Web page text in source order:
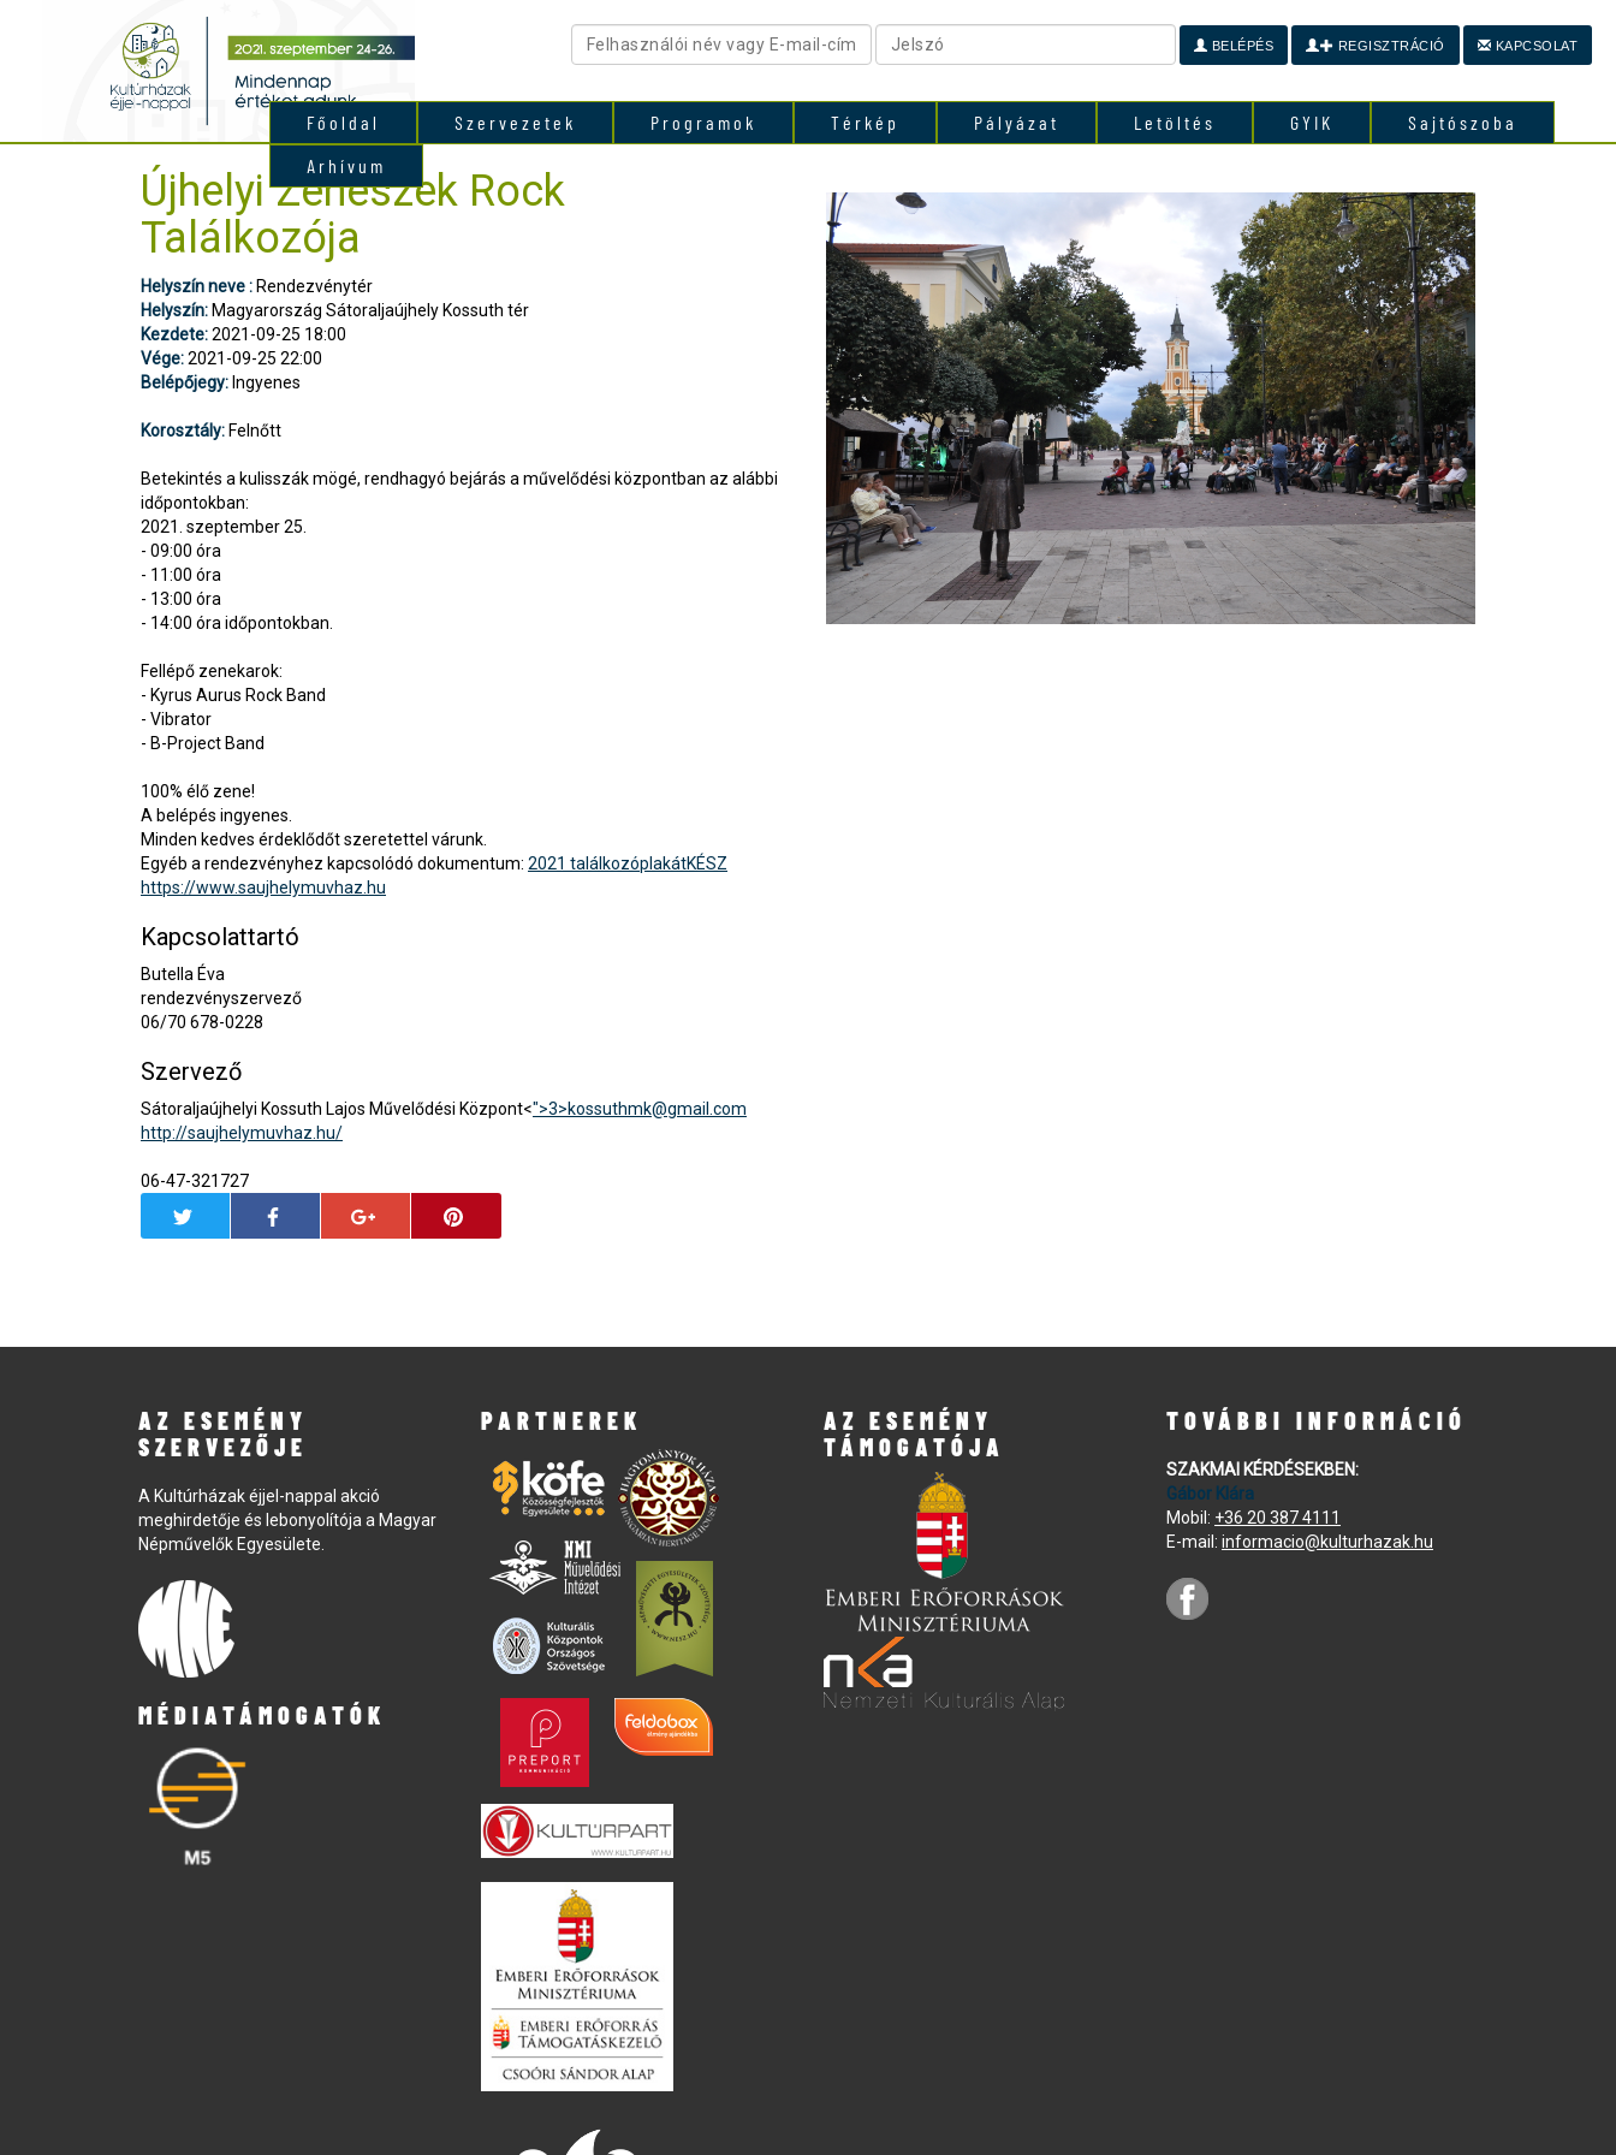
Főoldal Szervezetek Programok Térkép Pályázat Letöltés GYIK
Sajtószoba
Arhívum
BELÉPÉS REGISZTRÁCIÓ KAPCSOLAT
Újhelyi Zenészek Rock
Találkozója
Helyszín neve : Rendezvénytér
Helyszín: Magyarország Sátoraljaújhely Kossuth tér
Kezdete:2021-09-25 18:00
Vége:2021-09-25 22:00
Belépőjegy: Ingyenes
Korosztály: Felnőtt
Betekintés a kulisszák mögé, rendhagyó bejárás a művelődési központban az alábbi
időpontokban:
2021. szeptember 25.
- 09:00 óra
- 11:00 óra
- 13:00 óra
- 14:00 óra időpontokban.
Fellépő zenekarok:
- Kyrus Aurus Rock Band
- Vibrator
- B-Project Band
100% élő zene!
A belépés ingyenes.
Minden kedves érdeklődőt szeretettel várunk.
Egyéb a rendezvényhez kapcsolódó dokumentum: 2021 találkozóplakátKÉSZ
https://www.saujhelymuvhaz.hu
Kapcsolattartó
Butella Éva
rendezvényszervező
06/70 678-0228
Szervező
Sátoraljaújhelyi Kossuth Lajos Művelődési Központ<">3>kossuthmk@gmail.com
http://saujhelymuvhaz.hu/
06-47-321727
AZ ESEMÉNY
SZERVEZŐJE
A Kultúrházak éjjel-nappal akció
meghirdetője és lebonyolítója a Magyar
Népművelők Egyesülete.
MÉDIATÁMOGATÓK
PARTNEREK
AZ ESEMÉNY
TÁMOGATÓJA
TOVÁBBI INFORMÁCIÓ
SZAKMAI KÉRDÉSEKBEN:
Gábor Klára
Mobil: +36 20 387 4111
E-mail: informacio@kulturhazak.hu